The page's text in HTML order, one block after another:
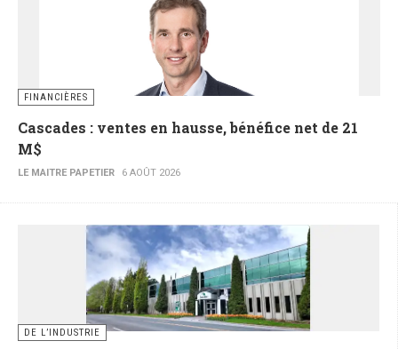
FINANCIÈRES
Cascades : ventes en hausse, bénéfice net de 21
M$
LE MAITRE PAPETIER 6 AOÛT 2026
DE L’INDUSTRIE